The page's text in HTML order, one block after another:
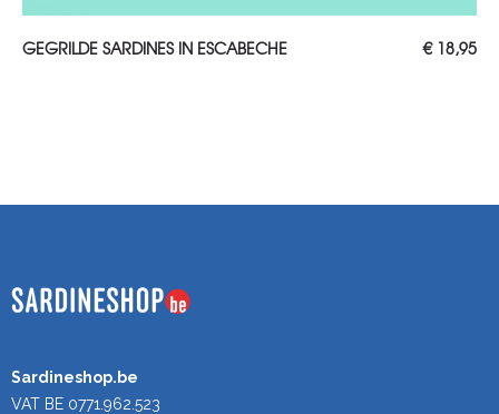
TOEVOEGEN AAN WINKELWAGEN
GEGRILDE SARDINES IN ESCABECHE €18,95
Sardineshop.be
VAT BE 0771.962.523